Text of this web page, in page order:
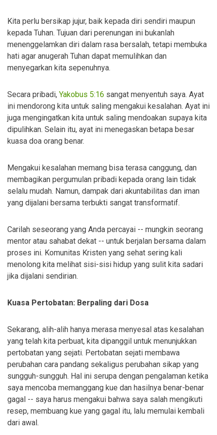
Kita perlu bersikap jujur, baik kepada diri sendiri maupun
kepada Tuhan. Tujuan dari perenungan ini bukanlah
menenggelamkan diri dalam rasa bersalah, tetapi membuka
hati agar anugerah Tuhan dapat memulihkan dan
menyegarkan kita sepenuhnya.
Secara pribadi, Yakobus 5:16 sangat menyentuh saya. Ayat
ini mendorong kita untuk saling mengakui kesalahan. Ayat ini
juga mengingatkan kita untuk saling mendoakan supaya kita
dipulihkan. Selain itu, ayat ini menegaskan betapa besar
kuasa doa orang benar.
Mengakui kesalahan memang bisa terasa canggung, dan
membagikan pergumulan pribadi kepada orang lain tidak
selalu mudah. Namun, dampak dari akuntabilitas dan iman
yang dijalani bersama terbukti sangat transformatif.
Carilah seseorang yang Anda percayai -- mungkin seorang
mentor atau sahabat dekat -- untuk berjalan bersama dalam
proses ini. Komunitas Kristen yang sehat sering kali
menolong kita melihat sisi-sisi hidup yang sulit kita sadari
jika dijalani sendirian.
Kuasa Pertobatan: Berpaling dari Dosa
Sekarang, alih-alih hanya merasa menyesal atas kesalahan
yang telah kita perbuat, kita dipanggil untuk menunjukkan
pertobatan yang sejati. Pertobatan sejati membawa
perubahan cara pandang sekaligus perubahan sikap yang
sungguh-sungguh. Hal ini serupa dengan pengalaman ketika
saya mencoba memanggang kue dan hasilnya benar-benar
gagal -- saya harus mengakui bahwa saya salah mengikuti
resep, membuang kue yang gagal itu, lalu memulai kembali
dari awal.